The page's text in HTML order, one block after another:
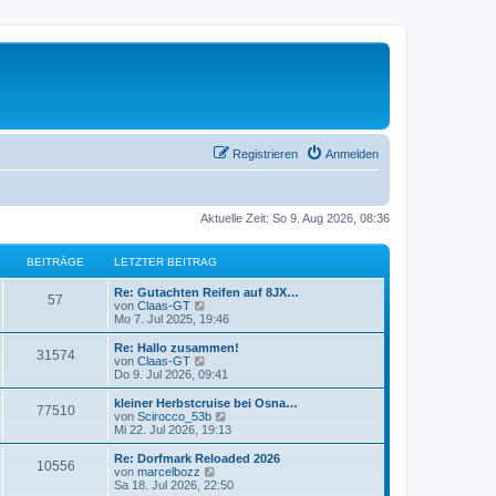
Anmelden
Registrieren
Aktuelle Zeit: So 9. Aug 2026, 08:36
BEITRÄGE LETZTER BEITRAG
57
i
t
r
ä
g
L
e
t
z
t
e
r
e
i
t
r
g
Re: Gutachten Reifen auf 8JX…
von Claas-GT
e
u
e
t
B
e
i
r
a
g
Mo 7. Jul 2025, 19:46
31574B
i
t
r
L
e
t
z
t
e
r
e
i
t
r
Re: Hallo zusammen!
von Claas-GT
e
u
e
s
t
r
B
e
i
Do 9. Jul 2026, 09:41
77510B
i
L
e
t
z
t
e
r
kleiner Herbstcruise bei Osna…
von Scirocco_53b
e
u
e
t
Mi 22. Jul 2026, 19:13
10556B
L
e
t
Re: Dorfmark Reloaded 2026
von marcelbozz
e
Sa 18. Jul 2026, 22:50